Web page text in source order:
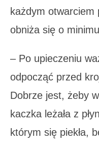
każdym
obniża się o
– Po upieczeniu
odpocząć przed
Dobrze jest, żeby
kaczka leżała z
którym się piekła,